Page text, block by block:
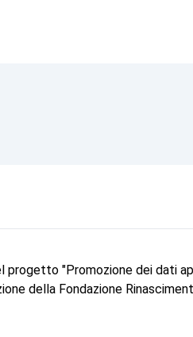
progetto "Promozione dei dati
della Fondazione